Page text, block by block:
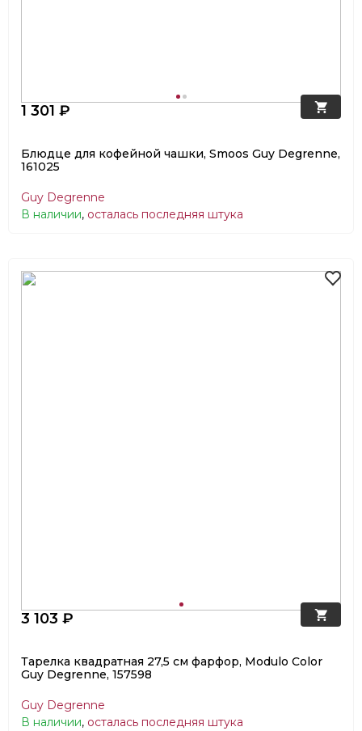
1 301 ₽
Блюдце для кофейной чашки, Smoos Guy Degrenne,
161025
Guy Degrenne
В наличии, осталась последняя штука
3 103 ₽
Тарелка квадратная 27,5 см фарфор, Modulo Color
Guy Degrenne, 157598
Guy Degrenne
В наличии, осталась последняя штука